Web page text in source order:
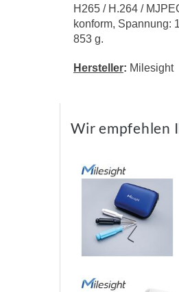
H265 / H.264 /
konform, Spannung:
853 g.
Hersteller: Milesight
Wir empfehlen